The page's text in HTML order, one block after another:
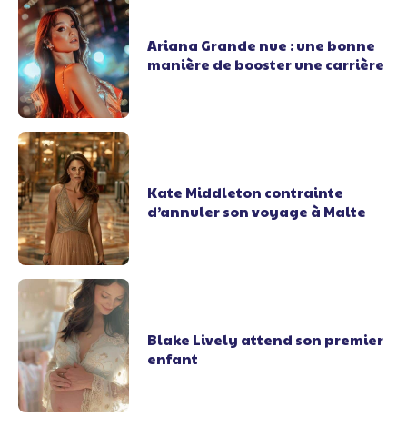
Ariana Grande nue : une bonne
manière de booster une carrière
Kate Middleton contrainte
d’annuler son voyage à Malte
Blake Lively attend son premier
enfant